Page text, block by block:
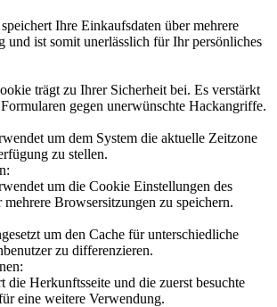
Ihre Einkaufsdaten über mehrere
und ist somit unerlässlich für Ihr persönliches
trägt zu Ihrer Sicherheit bei. Es verstärkt
gegen unerwünschte Hackangriffe.
um dem System die aktuelle Zeitzone
zu stellen.
um die Cookie Einstellungen des
mehrere Browsersitzungen zu speichern.
um den Cache für unterschiedliche
zu differenzieren.
die Herkunftsseite und die zuerst besuchte
eine weitere Verwendung.